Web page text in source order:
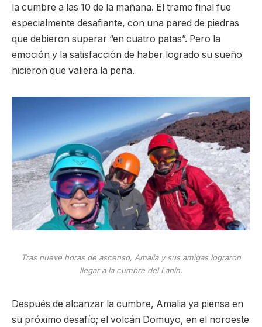
la cumbre a las 10 de la mañana. El tramo final fue
especialmente desafiante, con una pared de piedras
que debieron superar “en cuatro patas”. Pero la
emoción y la satisfacción de haber logrado su sueño
hicieron que valiera la pena.
Tras nueve horas de ascenso, Amalia y sus amigas lograron
llegar a la cumbre del Lanín.
Después de alcanzar la cumbre, Amalia ya piensa en
su próximo desafío; el volcán Domuyo, en el noroeste